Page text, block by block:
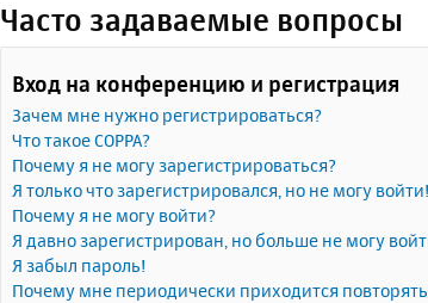
Часто задаваемые вопросы
Вход на конференцию и регистрация
Зачем мне нужно регистрироваться?
Что такое COPPA?
Почему я не могу зарегистрироваться?
Я только что зарегистрировался, но не могу войти!
Почему я не могу войти?
Я давно зарегистрирован, но больше не могу
Я забыл пароль!
Почему мне периодически приходится